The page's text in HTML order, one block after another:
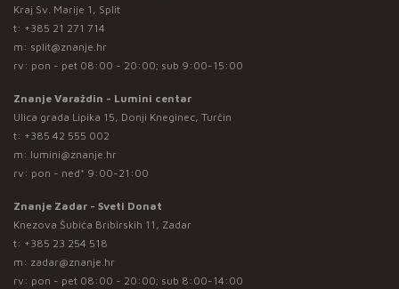
Kraj Sv. Marije 1, Split
t: +385 21 271 714
m: split@znanje.hr
rv: pon - pet 08:00 - 20:00; sub 9:00-15:00
Znanje Varaždin - Lumini centar
Ulica grada Lipika 15, Donji Kneginec, Turčin
t: +385 42 555 002
m: lumini@znanje.hr
rv: pon - ned* 9:00-21:00
Znanje Zadar - Sveti Donat
Knezova Šubića Bribirskih 11, Zadar
t: +385 23 254 518
m: zadar@znanje.hr
rv: pon - pet 08:00 - 20:00; sub 8:00-14:00